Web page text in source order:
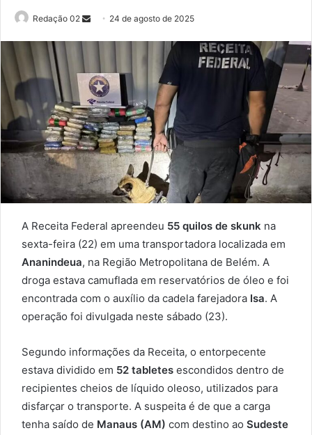
Redação 02
Send
email
24 de agosto de 2025
A Receita Federal apreendeu 55 quilos de skunk na
sexta-feira (22) em uma transportadora localizada em
Ananindeua, na Região Metropolitana de Belém. A
droga estava camuflada em reservatórios de óleo e foi
encontrada com o auxílio da cadela farejadora Isa. A
operação foi divulgada neste sábado (23).
Segundo informações da Receita, o entorpecente
estava dividido em 52 tabletes escondidos dentro de
recipientes cheios de líquido oleoso, utilizados para
disfarçar o transporte. A suspeita é de que a carga
tenha saído de Manaus (AM) com destino ao Sudeste